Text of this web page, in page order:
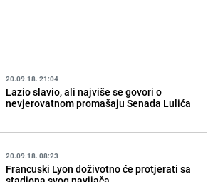
20.09.18. 21:04
Lazio slavio, ali najviše se govori o
nevjerovatnom promašaju Senada Lulića
20.09.18. 08:23
Francuski Lyon doživotno će protjerati sa